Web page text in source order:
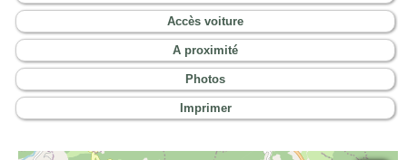
Accès voiture
A proximité
Photos
Imprimer